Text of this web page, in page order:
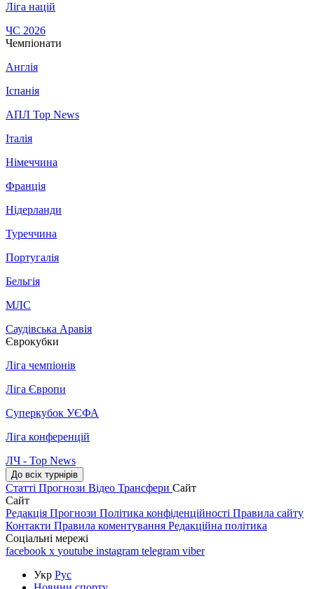
Ліга націй
ЧС 2026
Чемпіонати
Англія
Іспанія
АПЛ Top News
Італія
Німеччина
Франція
Нідерланди
Туреччина
Португалія
Бельгія
МЛС
Саудівська Аравія
Єврокубки
Ліга чемпіонів
Ліга Європи
Суперкубок УЄФА
Ліга конференцій
ЛЧ - Top News
До всіх турнірів
Статті Прогнози Відео Трансфери Сайт
Сайт
Редакція Прогнози Політика конфіденційності Правила сайту
Контакти Правила коментування Редакційна політика
Соціальні мережі
facebook x youtube instagram telegram viber
Укр Рус